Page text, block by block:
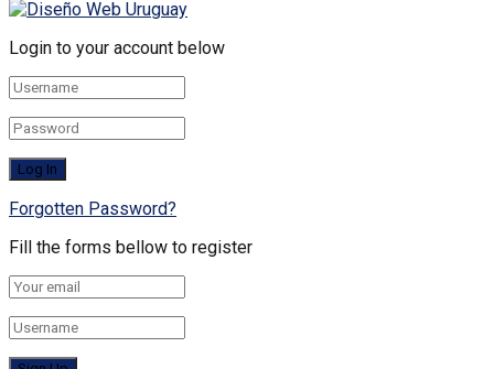
Login to your account below
Forgotten Password?
Fill the forms bellow to register